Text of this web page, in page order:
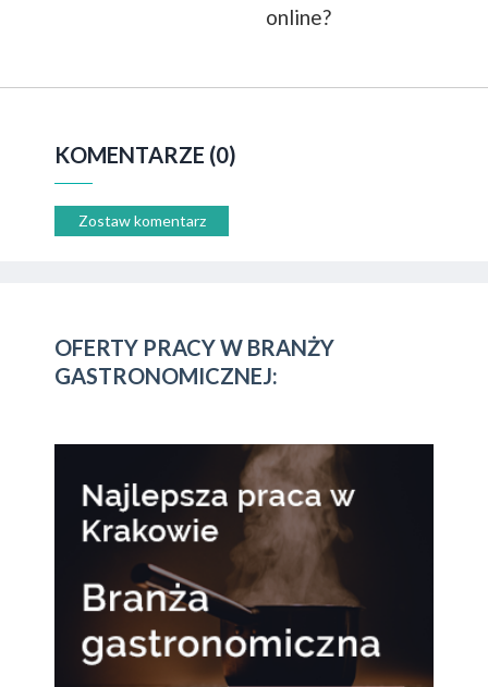
online?
KOMENTARZE (0)
Zostaw komentarz
OFERTY PRACY W BRANŻY
GASTRONOMICZNEJ: